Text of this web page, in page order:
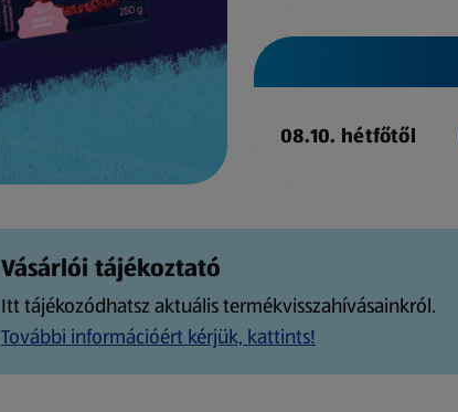
08.10. hétfőtől
Vásárlói tájékoztató
Itt tájékozódhatsz aktuális termékvisszahívásainkról.
További információért kérjük, kattints!